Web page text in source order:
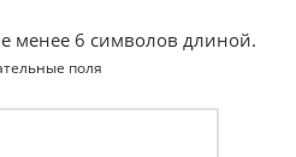
менее 6 символов длиной.
поля